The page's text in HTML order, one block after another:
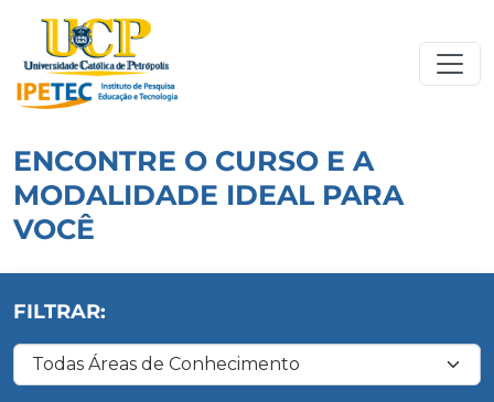
ENCONTRE O CURSO E A
MODALIDADE IDEAL PARA
VOCÊ
FILTRAR:
Filtrar por Área de Conhecimento